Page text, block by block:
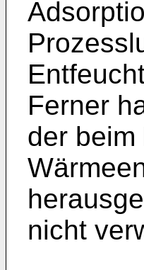
Ferner
der
nicht